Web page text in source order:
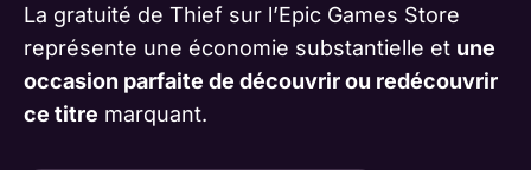
La gratuité de Thief sur l’Epic Games Store
représente une économie substantielle et une
occasion parfaite de découvrir ou redécouvrir
ce titre marquant.